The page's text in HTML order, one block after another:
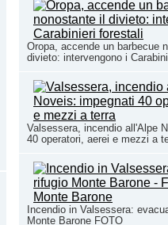
Oropa, accende un barbecue
divieto: intervengono i
Valsessera, incendio all'Alpe
40 operatori, aerei e mezzi a
Incendio in Valsessera:
Monte Barone FOTO